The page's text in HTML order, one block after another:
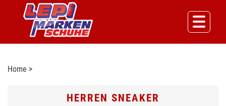
Home >
HERREN SNEAKER